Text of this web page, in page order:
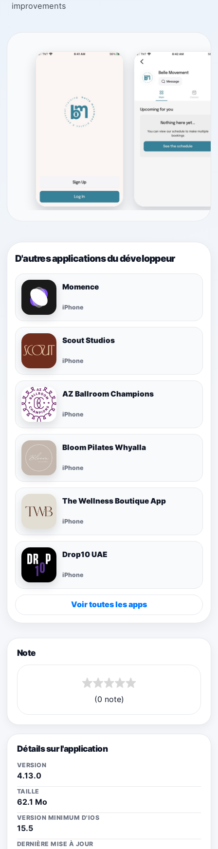
improvements
D'autres applications du développeur
Momence
iPhone
Scout Studios
iPhone
AZ Ballroom Champions
iPhone
Bloom Pilates Whyalla
iPhone
The Wellness Boutique App
iPhone
Drop10 UAE
iPhone
Voir toutes les apps
Note
(0 note)
Détails sur l'application
VERSION
4.13.0
TAILLE
62.1 Mo
VERSION MINIMUM D'IOS
15.5
DERNIÈRE MISE À JOUR